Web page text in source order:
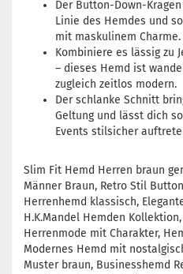
Der Button-Down-
Linie des Hemdes und
mit maskulinem Charme.
Kombiniere es lässig zu
– dieses Hemd ist
zugleich zeitlos modern.
Der schlanke Schnitt
Geltung und lässt dich
Events stilsicher
Slim Fit Hemd Herren braun
Männer Braun, Retro Stil
Herrenhemd klassisch,
H.K.Mandel Hemden
Herrenmode mit Charakter,
Modernes Hemd mit
Muster braun, Businesshemd